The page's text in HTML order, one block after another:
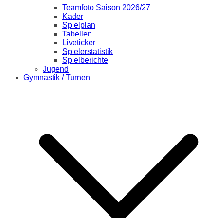
Teamfoto Saison 2026/27
Kader
Spielplan
Tabellen
Liveticker
Spielerstatistik
Spielberichte
Jugend
Gymnastik / Turnen